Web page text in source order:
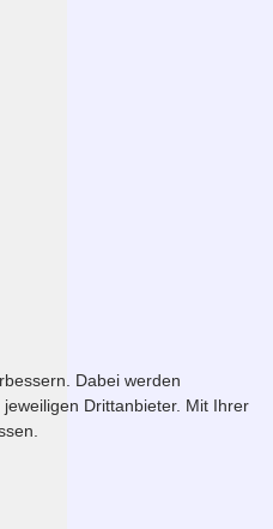
Dabei werden
Drittanbieter. Mit Ihrer